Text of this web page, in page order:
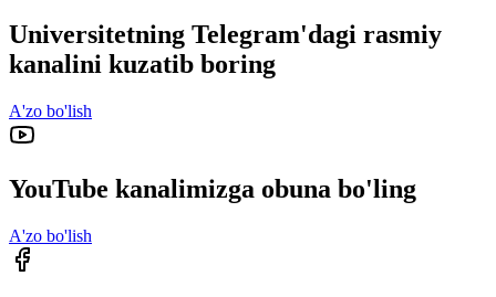
Universitetning Telegram'dagi rasmiy
kanalini kuzatib boring
A'zo bo'lish
YouTube kanalimizga obuna bo'ling
A'zo bo'lish